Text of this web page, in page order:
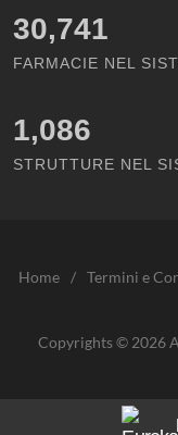
30,741
FARMACIE NEL
1,086
STRUTTURE NEL
Home / Termini e
Copyrights © 2026